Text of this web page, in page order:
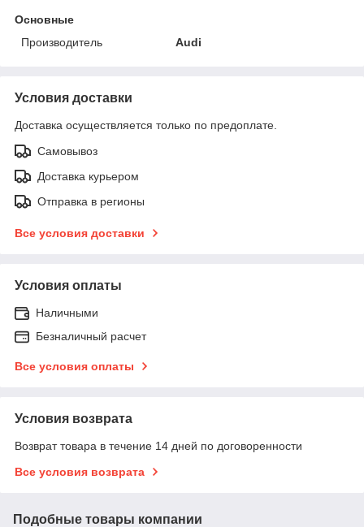
Основные
Производитель
Audi
Условия доставки
Доставка осуществляется только по предоплате.
Самовывоз
Доставка курьером
Отправка в регионы
Все условия доставки
Условия оплаты
Наличными
Безналичный расчет
Все условия оплаты
Условия возврата
Возврат товара в течение 14 дней по договоренности
Все условия возврата
Подобные товары компании